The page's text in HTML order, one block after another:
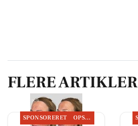
FLERE ARTIKLER
SPONSORERET OPSLAGSTAVLEN